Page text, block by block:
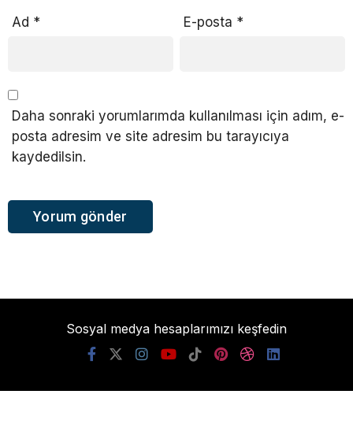
Ad * E-posta *
Daha sonraki yorumlarımda kullanılması için adım, e-
posta adresim ve site adresim bu tarayıcıya
kaydedilsin.
Sosyal medya hesaplarımızı keşfedin